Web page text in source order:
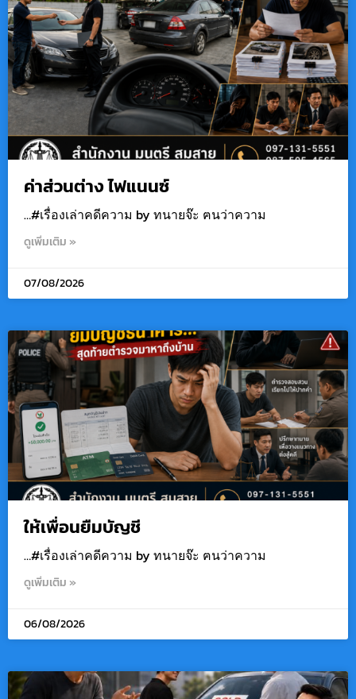
ค่าส่วนต่าง ไฟแนนซ์
…#เรื่องเล่าคดีความ by ทนายจ๊ะ ฅนว่าความ
ดูเพิ่มเติม »
07/08/2026
ให้เพื่อนยืมบัญชี
…#เรื่องเล่าคดีความ by ทนายจ๊ะ ฅนว่าความ
ดูเพิ่มเติม »
06/08/2026